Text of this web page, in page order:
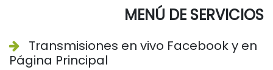
MENÚ DE SERVICIOS
Transmisiones en vivo Facebook y en
Página Principal